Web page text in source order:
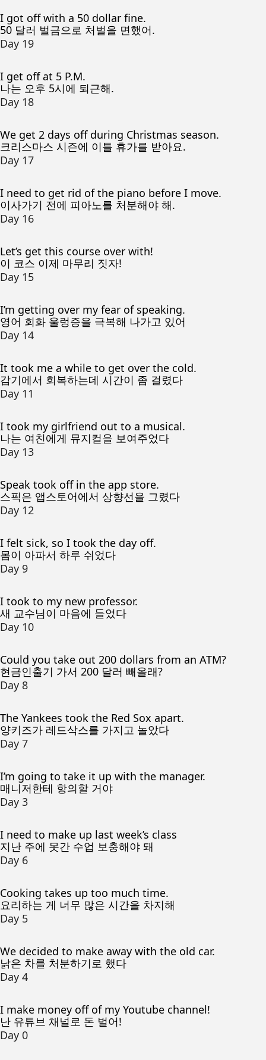
I got off with a 50 dollar fine.
50 달러 벌금으로 처벌을 면했어.
Day 19
I get off at 5 P.M.
나는 오후 5시에 퇴근해.
Day 18
We get 2 days off during Christmas season.
크리스마스 시즌에 이틀 휴가를 받아요.
Day 17
I need to get rid of the piano before I move.
이사가기 전에 피아노를 처분해야 해.
Day 16
Let’s get this course over with!
이 코스 이제 마무리 짓자!
Day 15
I’m getting over my fear of speaking.
영어 회화 울렁증을 극복해 나가고 있어
Day 14
It took me a while to get over the cold.
감기에서 회복하는데 시간이 좀 걸렸다
Day 11
I took my girlfriend out to a musical.
나는 여친에게 뮤지컬을 보여주었다
Day 13
Speak took off in the app store.
스픽은 앱스토어에서 상향선을 그렸다
Day 12
I felt sick, so I took the day off.
몸이 아파서 하루 쉬었다
Day 9
I took to my new professor.
새 교수님이 마음에 들었다
Day 10
Could you take out 200 dollars from an ATM?
현금인출기 가서 200 달러 빼올래?
Day 8
The Yankees took the Red Sox apart.
양키즈가 레드삭스를 가지고 놀았다
Day 7
I’m going to take it up with the manager.
매니저한테 항의할 거야
Day 3
I need to make up last week’s class
지난 주에 못간 수업 보충해야 돼
Day 6
Cooking takes up too much time.
요리하는 게 너무 많은 시간을 차지해
Day 5
We decided to make away with the old car.
낡은 차를 처분하기로 했다
Day 4
I make money off of my Youtube channel!
난 유튜브 채널로 돈 벌어!
Day 0